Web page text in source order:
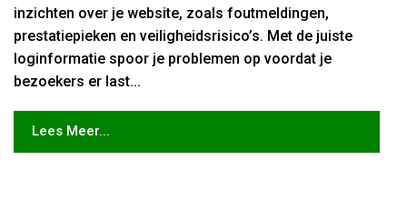
inzichten over je website, zoals foutmeldingen,
prestatiepieken en veiligheidsrisico’s. Met de juiste
loginformatie spoor je problemen op voordat je
bezoekers er last...
Lees Meer...